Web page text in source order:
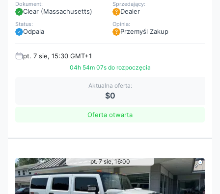
Sprzedający:
Dealer
Dokument:
Clear (Massachusetts)
Status:
Odpala
Opinia:
Przemyśl Zakup
pt. 7 sie, 15:30 GMT+1
04h 54m 05s do rozpoczęcia
Aktualna oferta:
$0
Oferta otwarta
pt. 7 sie, 16:00